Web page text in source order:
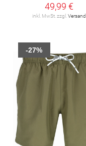
49,99 €
inkl. MwSt. zzgl.Versand
-27%